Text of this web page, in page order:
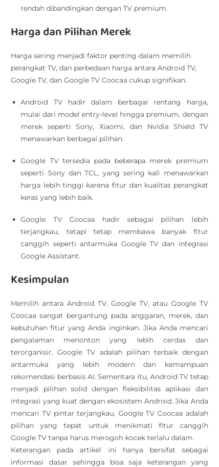
rendah dibandingkan dengan TV premium.
Harga dan Pilihan Merek
Harga sering menjadi faktor penting dalam memilih
perangkat TV, dan perbedaan harga antara Android TV,
Google TV, dan Google TV Coocaa cukup signifikan.
Android TV hadir dalam berbagai rentang harga,
mulai dari model entry-level hingga premium, dengan
merek seperti Sony, Xiaomi, dan Nvidia Shield TV
menawarkan berbagai pilihan.
Google TV tersedia pada beberapa merek premium
seperti Sony dan TCL, yang sering kali menawarkan
harga lebih tinggi karena fitur dan kualitas perangkat
keras yang lebih baik.
Google TV Coocaa hadir sebagai pilihan lebih
terjangkau, tetapi tetap membawa banyak fitur
canggih seperti antarmuka Google TV dan integrasi
Google Assistant.
Kesimpulan
Memilih antara Android TV, Google TV, atau Google TV
Coocaa sangat bergantung pada anggaran, merek, dan
kebutuhan fitur yang Anda inginkan. Jika Anda mencari
pengalaman menonton yang lebih cerdas dan
terorganisir, Google TV adalah pilihan terbaik dengan
antarmuka yang lebih modern dan kemampuan
rekomendasi berbasis AI. Sementara itu, Android TV tetap
menjadi pilihan solid dengan fleksibilitas aplikasi dan
integrasi yang kuat dengan ekosistem Android. Jika Anda
mencari TV pintar terjangkau, Google TV Coocaa adalah
pilihan yang tepat untuk menikmati fitur canggih
Google TV tanpa harus merogoh kocek terlalu dalam.
Keterangan pada artikel ini hanya bersifat sebagai
informasi dasar sehingga bisa saja keterangan yang